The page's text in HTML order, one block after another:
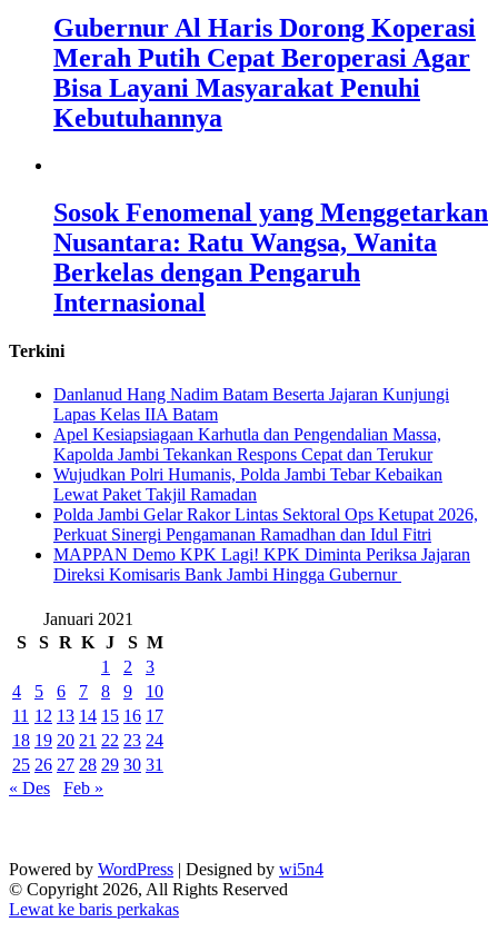
Gubernur Al Haris Dorong Koperasi
Merah Putih Cepat Beroperasi Agar
Bisa Layani Masyarakat Penuhi
Kebutuhannya
Sosok Fenomenal yang Menggetarkan
Nusantara: Ratu Wangsa, Wanita
Berkelas dengan Pengaruh
Internasional
Terkini
Danlanud Hang Nadim Batam Beserta Jajaran Kunjungi
Lapas Kelas IIA Batam
Apel Kesiapsiagaan Karhutla dan Pengendalian Massa,
Kapolda Jambi Tekankan Respons Cepat dan Terukur
Wujudkan Polri Humanis, Polda Jambi Tebar Kebaikan
Lewat Paket Takjil Ramadan
Polda Jambi Gelar Rakor Lintas Sektoral Ops Ketupat 2026,
Perkuat Sinergi Pengamanan Ramadhan dan Idul Fitri
‎MAPPAN Demo KPK Lagi! KPK Diminta Periksa Jajaran
Direksi Komisaris Bank Jambi Hingga Gubernur ‎
Januari 2021
S
S R K J S M
1
2
3
4
5 6 7 8 9
10
11 12 13 14 15 16 17
18 19 20 21 22 23 24
25 26 27 28 29 30 31
« Des
Feb »
Powered by WordPress | Designed by wi5n4
© Copyright 2026, All Rights Reserved
Lewat ke baris perkakas